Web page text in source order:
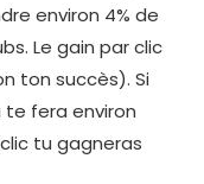
environ 4% de
Le gain par clic
ton succès). Si
te fera environ
tu gagneras